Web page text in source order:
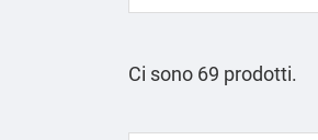
Ci sono 69 prodotti.